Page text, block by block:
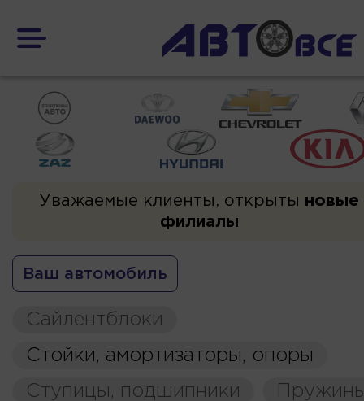
Уважаемые клиенты, открыты новые
филиалы
Ваш автомобиль
Сайлентблоки
Стойки, амортизаторы, опоры
Ступицы, подшипники